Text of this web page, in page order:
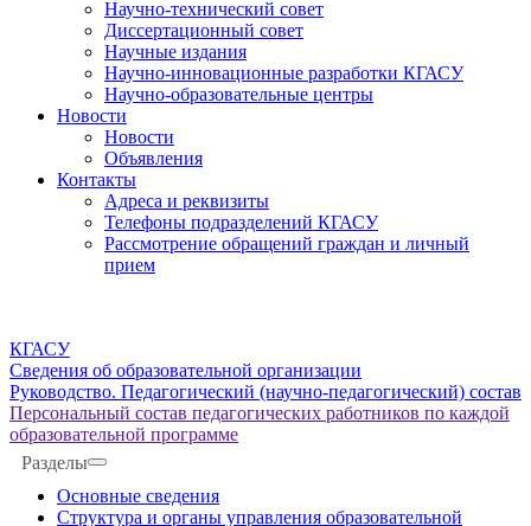
Научно-технический совет
Диссертационный совет
Научные издания
Научно-инновационные разработки КГАСУ
Научно-образовательные центры
Новости
Новости
Объявления
Контакты
Адреса и реквизиты
Телефоны подразделений КГАСУ
Рассмотрение обращений граждан и личный
прием
КГАСУ
Сведения об образовательной организации
Руководство. Педагогический (научно-педагогический) состав
Персональный состав педагогических работников по каждой
образовательной программе
Разделы
Основные сведения
Структура и органы управления образовательной